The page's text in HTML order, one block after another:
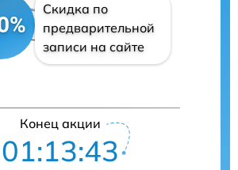
Скидка по
предварительной
записи на сайте
Конец акции
01:13:42